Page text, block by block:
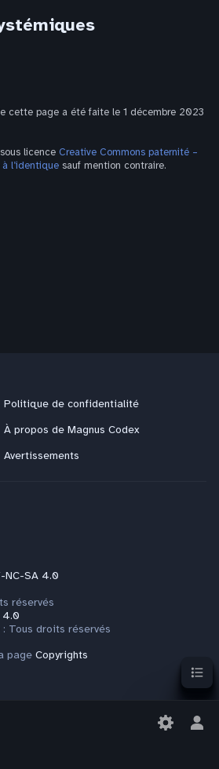
cette page a été faite le 1 décembre 2023
licence Creative Commons paternité –
l’identique sauf mention contraire.
Politique de confidentialité
À propos de Magnus Codex
Avertissements
NC-SA 4.0
réservés
4.0
: Tous droits réservés
page Copyrights